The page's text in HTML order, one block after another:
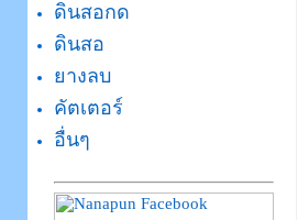
ดินสอกด
ดินสอ
ยางลบ
คัตเตอร์
อื่นๆ